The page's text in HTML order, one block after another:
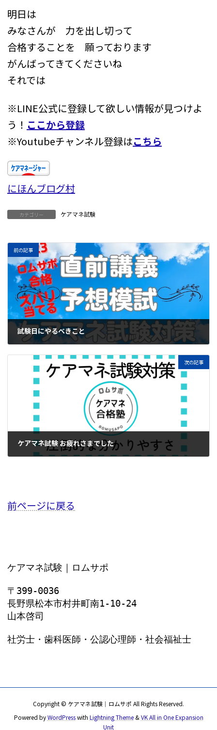
明日は
みなさんが 力を出し切って
合格することを 願っております
がんばってきてくださいね
それでは
※LINE公式に登録して欲しい情報が見つけよ
う！ ここから登録
※Youtubeチャンネル登録はこちら
にほんブログ村
カテゴリー ケアマネ試験
前の記事
試験日にやるべきこと
2023年10月6日
次の記事
ケアマネ試験 お疲れさまでした
2023年10月11日
前ページに戻る
ケアマネ試験｜ロムサポ
〒399-0036
長野県松本市村井町南1‐10‐24
山本啓司
社労士・歯科医師・公認心理師・社会福祉士
Copyright © ケアマネ試験｜ロムサポ All Rights Reserved.
Powered byWordPresswith Lightning Theme&VK All in One Expansion
Unit